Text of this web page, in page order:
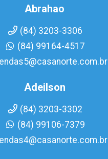
Abrahao
(84) 3203-3306
(84) 99164-4517
Adeilson
(84) 3203-3302
(84) 99106-7379